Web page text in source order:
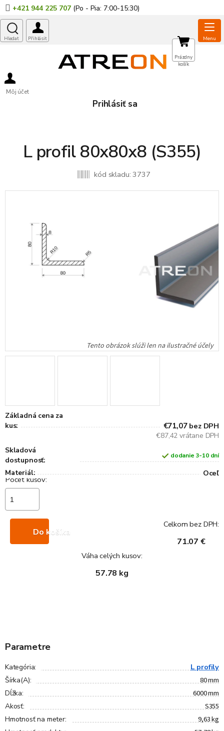
Prejsť
na
obsah
+421 944 225 707
Môj účet
Prihlásiť sa
NÁKUPNÝ
KOŠÍK
Prázdny
košík
L profil 80x80x8 (S355)
kód skladu: 3737
Základná cena za
kus:
€71,07 bez DPH
€87,42 vrátane DPH
Skladová
dostupnosť:
dodanie 3-10 dní
Materiál: Oceľ
Do košíka
Váha celých kusov:
57.78 kg
Celkom bez DPH:
71.07 €
Parametre
Kategória: L profily
Šírka(A): 80 mm
Dĺžka: 6000 mm
Akosť: S355
Hmotnosť na meter: 9,63 kg